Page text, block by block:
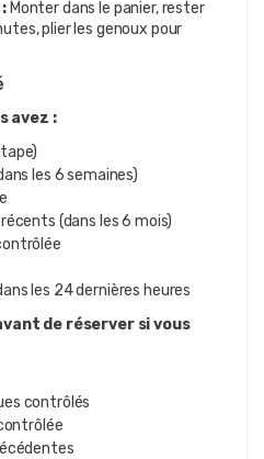
Monter dans le panier, rester
plier les genoux pour
avez :
les 6 semaines)
(dans les 6 mois)
les 24 dernières heures
de réserver si vous
contrôlés